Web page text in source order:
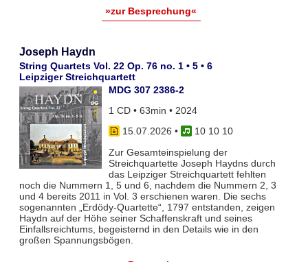
»zur Besprechung«
Joseph Haydn
String Quartets Vol. 22 Op. 76 no. 1 • 5 • 6
Leipziger Streichquartett
MDG 307 2386-2
1 CD • 63min • 2024
15.07.2026 •
10 10 10
Zur Gesamteinspielung der
Streichquartette Joseph Haydns durch
das Leipziger Streichquartett fehlten
noch die Nummern 1, 5 und 6, nachdem die Nummern 2, 3
und 4 bereits 2011 in Vol. 3 erschienen waren. Die sechs
sogenannten „Erdödy-Quartette“, 1797 entstanden, zeigen
Haydn auf der Höhe seiner Schaffenskraft und seines
Einfallsreichtums, begeisternd in den Details wie in den
großen Spannungsbögen.